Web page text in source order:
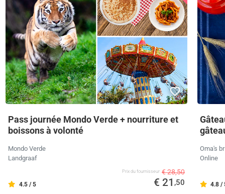
Pass journée Mondo Verde + nourriture et
boissons à volonté
Mondo Verde
Landgraaf
4.5 / 5
Prix ​​du fournisseur € 28,50
€ 21 ,50
Oma's
Online
4.8 /